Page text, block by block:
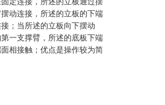
动连接，所述的立板的下端
；当所述的立板向下摆动
一支撑臂，所述的底板下端
相接触；优点是操作较为简